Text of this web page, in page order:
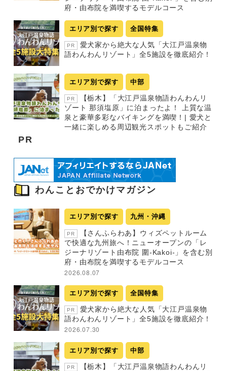
府・由布院を満喫するモデルコース
エリア別で探す 全国特集
PR
愛犬家から絶大な人気「大江戸温泉物
語わんわんリゾート」全5施設を徹底紹介！
エリア別で探す 中部
PR
【栃木】「大江戸温泉物語わんわんリ
ゾート 那須塩原」に泊まったよ！ 上質な温
泉と豪華多彩なバイキングを満喫！| 愛犬と
一緒に楽しめる周辺観光スポットもご紹介
PR
わんことおでかけマガジン
エリア別で探す 九州・沖縄
PR
【さんふらわあ】ウィズペットルーム
で快適な九州旅へ！ニューオープンの「レ
ジーナリゾート由布院 圍-Kakoi-」を含む別
府・由布院を満喫するモデルコース
2026.08.07
エリア別で探す 全国特集
PR
愛犬家から絶大な人気「大江戸温泉物
語わんわんリゾート」全5施設を徹底紹介！
2026.07.30
エリア別で探す 中部
PR
【栃木】「大江戸温泉物語わんわんリ